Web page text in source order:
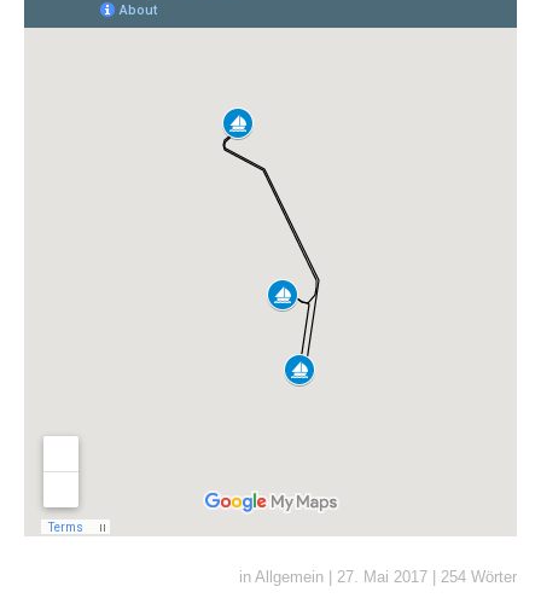
in Allgemein | 27. Mai 2017 | 254 Wörter